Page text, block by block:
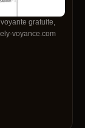
gratuite,
voyance.com